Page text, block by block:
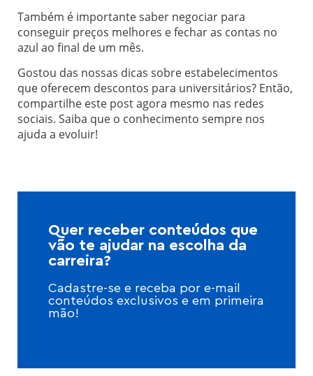
Também é importante saber negociar para
conseguir preços melhores e fechar as contas no
azul ao final de um mês.
Gostou das nossas dicas sobre estabelecimentos
que oferecem descontos para universitários? Então,
compartilhe este post agora mesmo nas redes
sociais. Saiba que o conhecimento sempre nos
ajuda a evoluir!
Quer receber conteúdos que
vão te ajudar na escolha da
carreira?
Cadastre-se e receba por e-mail
conteúdos exclusivos e em primeira
mão!